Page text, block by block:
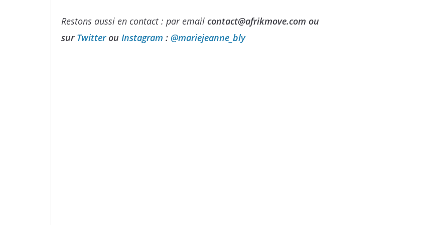
Restons aussi en contact : par email contact@afrikmove.com ou
sur Twitterou Instagram : ⁠@mariejeanne_bly⁠